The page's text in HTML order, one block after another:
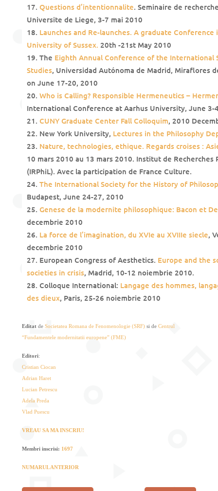
Questions d’intentionnalite. Seminaire de
Universite de Liege, 3-7 mai 2010
Launches and Re-launches. A graduate
University of Sussex. 20th -21st May 2010
The Eighth Annual Conference of the International
Studies, Universidad Autónoma de Madrid, Miraflores
on June 17-20, 2010
Who is Calling? Responsible Hermeneutics –
International Conference at Aarhus University, June 3-
CUNY Graduate Center Fall Colloquim, 2010
New York University, Lectures in the Philosophy
Nature, technologies, ethique. Regards croises :
10 mars 2010 au 13 mars 2010. Institut de Recherches
(IRPhiL). Avec la participation de France Culture.
The International Society for the History of
Budapest, June 24-27, 2010
Genese de la modernite philosophique: Bacon et
decembrie 2010
La force de l’imagination, du XVIe au XVIIIe siecle,
decembrie 2010
European Congress of Aesthetics. Europe and the
societies in crisis, Madrid, 10-12 noiembrie 2010.
Colloque International: Langage des hommes,
des dieux, Paris, 25-26 noiembrie 2010
Editatde Societatea Romana de Fenomenologie (SRF) si de Centrul
“Fundamentele modernitatii europene” (FME)
Editori:
Cristian Ciocan
Adrian Haret
Lucian Petrescu
Adela Preda
Vlad Puescu
VREAU SA MA INSCRIU!
Membri inscrisi: 1697
NUMARUL ANTERIOR